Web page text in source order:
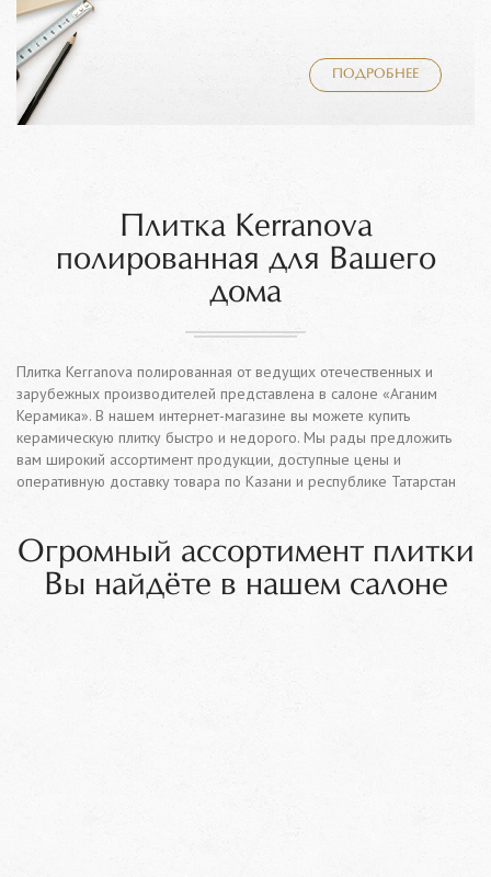
ПОДРОБНЕЕ
Плитка Kerranova
полированная для Вашего
дома
Плитка Kerranova полированная от ведущих отечественных и
зарубежных производителей представлена в салоне «Аганим
Керамика». В нашем интернет-магазине вы можете купить
керамическую плитку быстро и недорого. Мы рады предложить
вам широкий ассортимент продукции, доступные цены и
оперативную доставку товара по Казани и республике Татарстан
Огромный ассортимент плитки
Вы найдёте в нашем салоне